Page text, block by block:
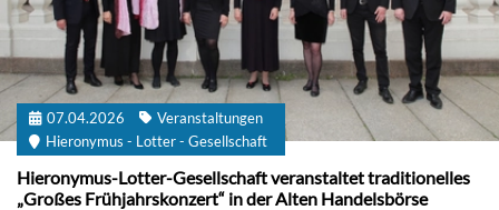
07.04.2026
Veranstaltungen
Hieronymus - Lotter - Gesellschaft
Hieronymus-Lotter-Gesellschaft veranstaltet traditionelles
„Großes Frühjahrskonzert“ in der Alten Handelsbörse